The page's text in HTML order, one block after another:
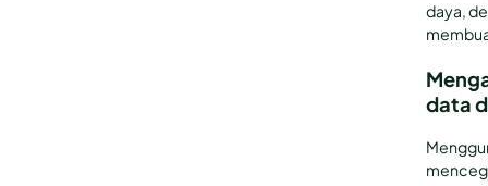
daya,
data